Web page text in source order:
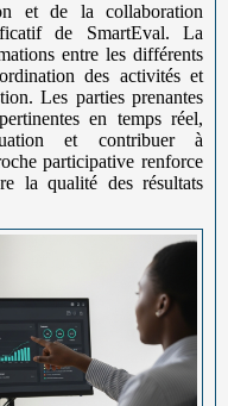
et de la collaboration
de SmartEval. La
entre les différents
des activités et
Les parties prenantes
en temps réel,
et contribuer à
participative renforce
la qualité des résultats